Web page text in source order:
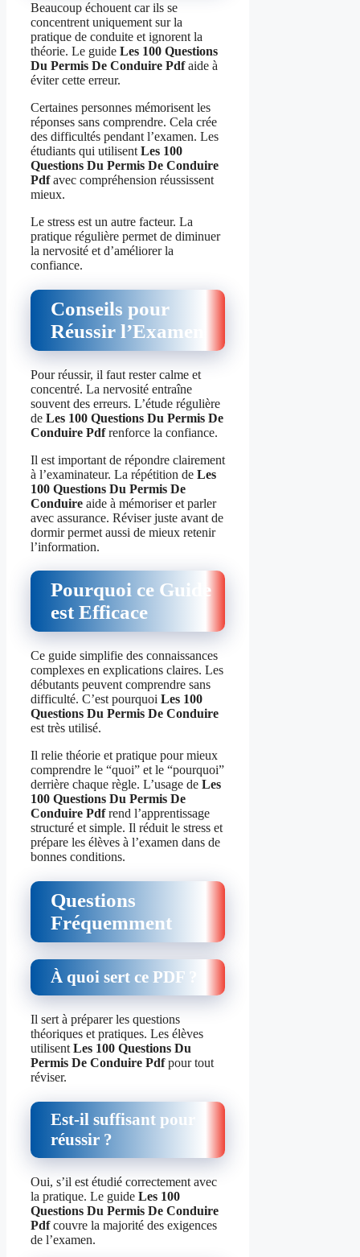
Beaucoup échouent car ils se
concentrent uniquement sur la
pratique de conduite et ignorent la
théorie. Le guide Les 100 Questions
Du Permis De Conduire Pdfaide à
éviter cette erreur.
Certaines personnes mémorisent les
réponses sans comprendre. Cela crée
des difficultés pendant l’examen. Les
étudiants qui utilisent Les 100
Questions Du Permis De Conduire
Pdfavec compréhension réussissent
mieux.
Le stress est un autre facteur. La
pratique régulière permet de diminuer
la nervosité et d’améliorer la
confiance.
Conseils pour
Réussir l’Examen
Pour réussir, il faut rester calme et
concentré. La nervosité entraîne
souvent des erreurs. L’étude régulière
de Les 100 Questions Du Permis De
Conduire Pdfrenforce la confiance.
Il est important de répondre clairement
à l’examinateur. La répétition de Les
100 Questions Du Permis De
Conduire aide à mémoriser et parler
avec assurance. Réviser juste avant de
dormir permet aussi de mieux retenir
l’information.
Pourquoi ce Guide
est Efficace
Ce guide simplifie des connaissances
complexes en explications claires. Les
débutants peuvent comprendre sans
difficulté. C’est pourquoi Les 100
Questions Du Permis De Conduire
est très utilisé.
Il relie théorie et pratique pour mieux
comprendre le “quoi” et le “pourquoi”
derrière chaque règle. L’usage de Les
100 Questions Du Permis De
Conduire Pdfrend l’apprentissage
structuré et simple. Il réduit le stress et
prépare les élèves à l’examen dans de
bonnes conditions.
Questions
Fréquemment
À quoi sert ce PDF ?
Il sert à préparer les questions
théoriques et pratiques. Les élèves
utilisent Les 100 Questions Du
Permis De Conduire Pdfpour tout
réviser.
Est-il suffisant pour
réussir ?
Oui, s’il est étudié correctement avec
la pratique. Le guide Les 100
Questions Du Permis De Conduire
Pdfcouvre la majorité des exigences
de l’examen.